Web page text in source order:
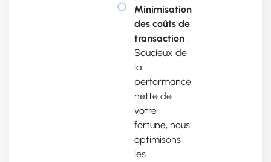
Minimisation
des coûts de
transaction :
Soucieux de
la
performance
nette de
votre
fortune, nous
optimisons
les